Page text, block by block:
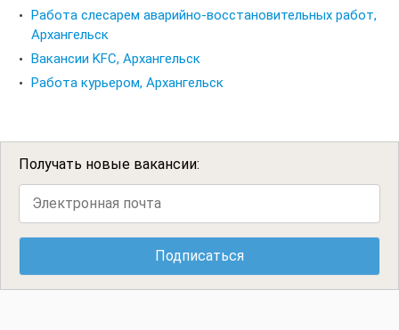
Работа слесарем аварийно-восстановительных работ,
Архангельск
Вакансии KFC, Архангельск
Работа курьером, Архангельск
Получать новые вакансии: